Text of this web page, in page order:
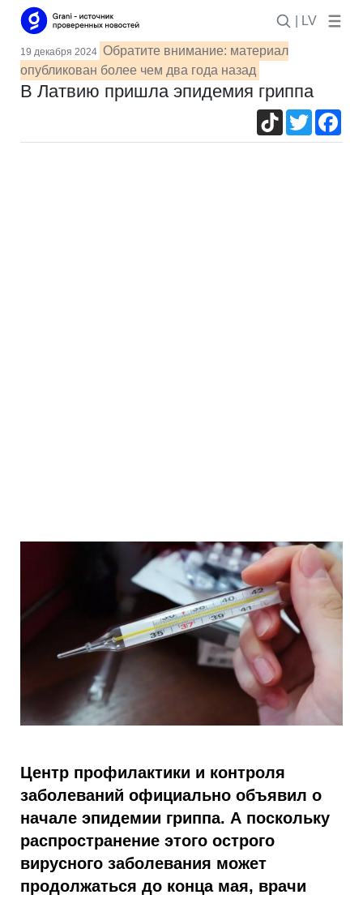
| LV
19 декабря 2024 Обратите внимание: материал
опубликован более чем два года назад
В Латвию пришла эпидемия гриппа
TikTokTwitter
Центр профилактики и контроля
заболеваний официально объявил о
начале эпидемии гриппа. А поскольку
распространение этого острого
вирусного заболевания может
продолжаться до конца мая, врачи